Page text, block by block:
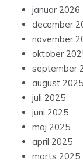
januar 2026
december
november
oktober
september
august 2025
juli 2025
juni 2025
maj 2025
april 2025
marts 2025